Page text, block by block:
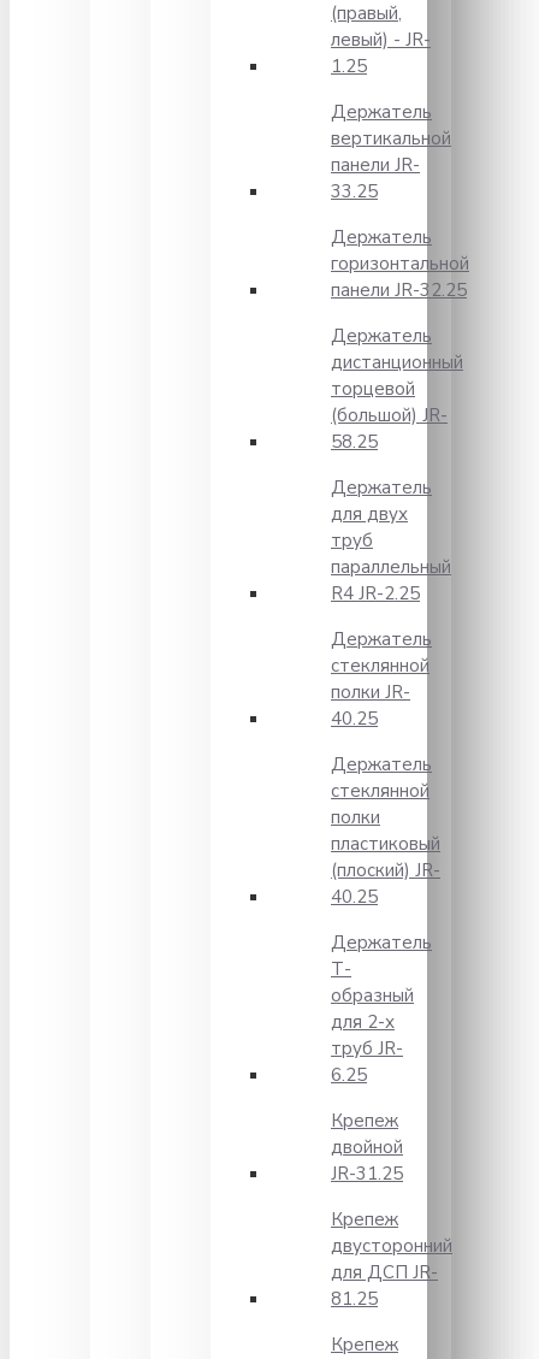
(правый,
левый) - JR-
1.25
Держатель
вертикальной
панели JR-
33.25
Держатель
горизонтальной
панели JR-32.25
Держатель
дистанционный
торцевой
(большой) JR-
58.25
Держатель
для двух
труб
параллельный
R4 JR-2.25
Держатель
стеклянной
полки JR-
40.25
Держатель
стеклянной
полки
пластиковый
(плоский) JR-
40.25
Держатель
Т-
образный
для 2-х
труб JR-
6.25
Крепеж
двойной
JR-31.25
Крепеж
двусторонний
для ДСП JR-
81.25
Крепеж